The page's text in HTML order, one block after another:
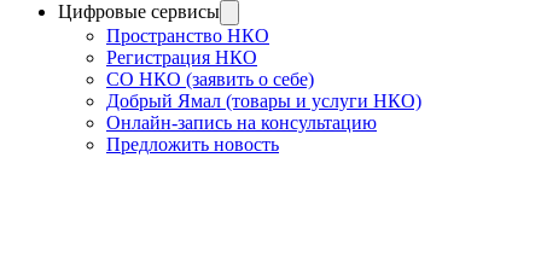
Цифровые сервисы
Пространство НКО
Регистрация НКО
СО НКО (заявить о себе)
Добрый Ямал (товары и услуги НКО)
Онлайн-запись на консультацию
Предложить новость